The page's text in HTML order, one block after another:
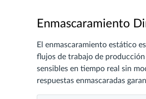
Enmascaramiento
El enmascaramiento estático
flujos de trabajo de producción
sensibles en tiempo real sin
respuestas enmascaradas